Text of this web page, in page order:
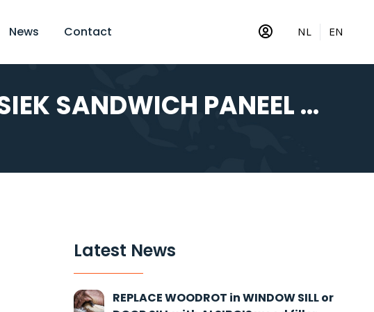
News Contact NL EN
SANDWICH PANEEL ...
Latest News
REPLACE WOODROT in WINDOW SILL or